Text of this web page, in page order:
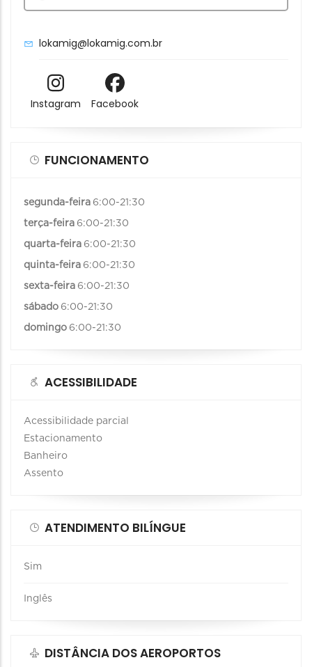
lokamig@lokamig.com.br
Instagram Facebook
FUNCIONAMENTO
segunda-feira 6:00-21:30
terça-feira 6:00-21:30
quarta-feira 6:00-21:30
quinta-feira 6:00-21:30
sexta-feira 6:00-21:30
sábado 6:00-21:30
domingo 6:00-21:30
ACESSIBILIDADE
Acessibilidade parcial
Estacionamento
Banheiro
Assento
ATENDIMENTO BILÍNGUE
Sim
Inglês
DISTÂNCIA DOS AEROPORTOS